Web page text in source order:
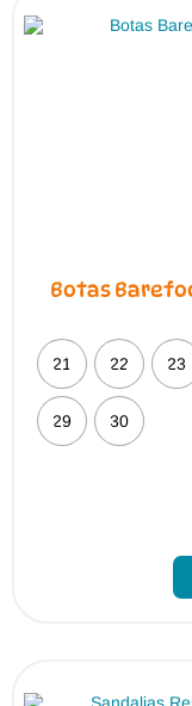
Botas
21 22 23
29 30